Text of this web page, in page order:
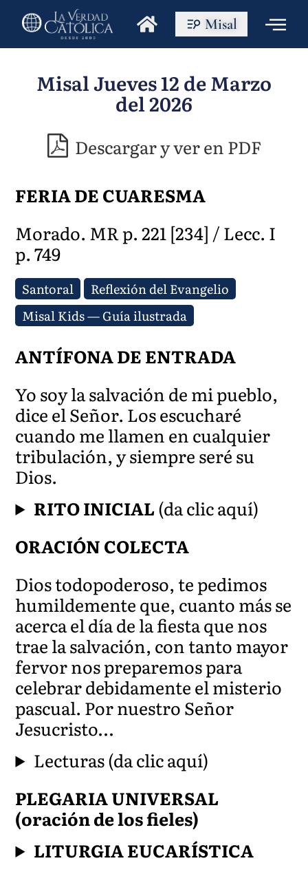
Misal
Misal Jueves 12 de Marzo
del 2026
Descargar y ver en PDF
FERIA DE CUARESMA
Morado. MR p. 221 [234] / Lecc. I
p. 749
Santoral
Reflexión del Evangelio
Misal Kids — Guía ilustrada
ANTÍFONA DE ENTRADA
Yo soy la salvación de mi pueblo,
dice el Señor. Los escucharé
cuando me llamen en cualquier
tribulación, y siempre seré su
Dios.
RITO INICIAL(da clic aquí)
ORACIÓN COLECTA
Dios todopoderoso, te pedimos
humildemente que, cuanto más se
acerca el día de la fiesta que nos
trae la salvación, con tanto mayor
fervor nos preparemos para
celebrar debidamente el misterio
pascual. Por nuestro Señor
Jesucristo…
Lecturas (da clic aquí)
PLEGARIA UNIVERSAL
(oración de los fieles)
LITURGIA EUCARÍSTICA